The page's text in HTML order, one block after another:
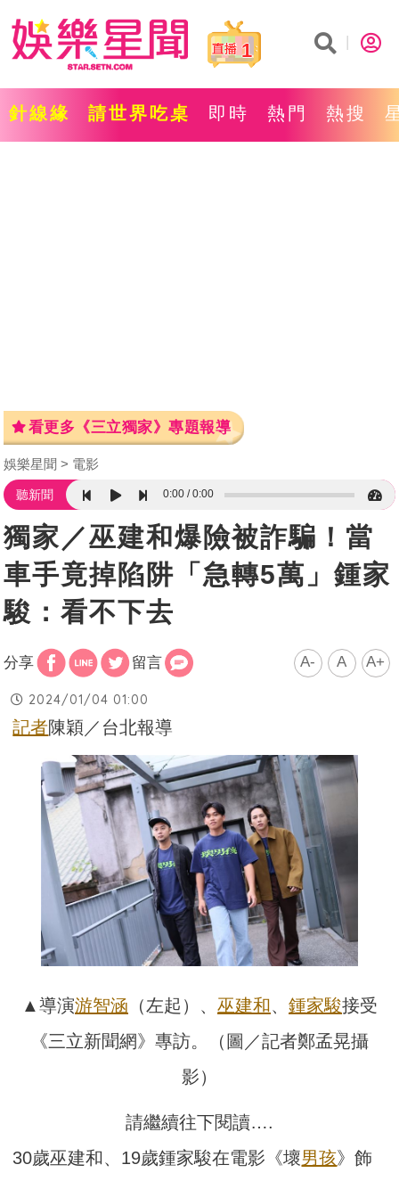
1
針線緣 請世界吃桌 即時 熱門 熱搜
看更多《三立獨家》專題報導
娛樂星聞 電影
聽新聞 0:00 0:00
獨家／巫建和爆險被詐騙！當
車手竟掉陷阱「急轉5萬」鍾家
駿：看不下去
分享 留言 A- A A+
2024/01/04 01:00
記者陳穎／台北報導
▲導演游智涵 （左起）、 巫建和、 鍾家駿接受
《三立新聞網》專訪。（圖／記者鄭孟晃攝
影）
請繼續往下閱讀….
30歲巫建和、19歲鍾家駿在電影《壞男孩》飾